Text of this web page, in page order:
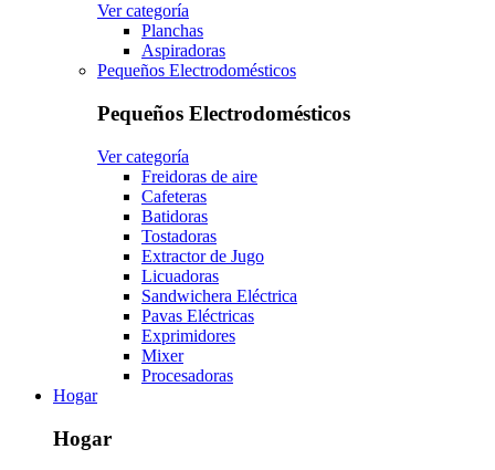
Ver categoría
Planchas
Aspiradoras
Pequeños Electrodomésticos
Pequeños Electrodomésticos
Ver categoría
Freidoras de aire
Cafeteras
Batidoras
Tostadoras
Extractor de Jugo
Licuadoras
Sandwichera Eléctrica
Pavas Eléctricas
Exprimidores
Mixer
Procesadoras
Hogar
Hogar